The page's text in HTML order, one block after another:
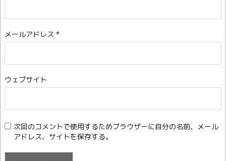
メールアドレス *
ウェブサイト
次回のコメントで使用するためブラウザーに自分の名前、メール
アドレス、サイトを保存する。